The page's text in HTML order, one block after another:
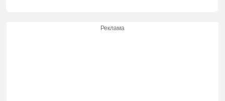
Реклама